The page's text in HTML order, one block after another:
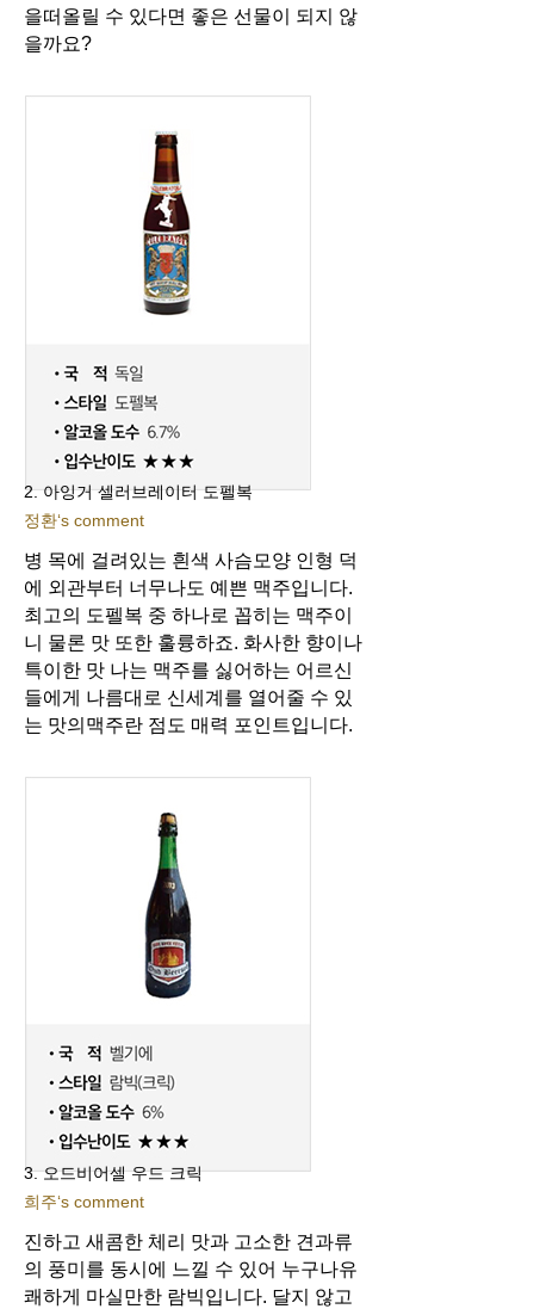
을떠올릴 수 있다면 좋은 선물이 되지 않
을까요?
2. 아잉거 셀러브레이터 도펠복
정환‘s comment
병 목에 걸려있는 흰색 사슴모양 인형 덕
에 외관부터 너무나도 예쁜 맥주입니다.
최고의 도펠복 중 하나로 꼽히는 맥주이
니 물론 맛 또한 훌륭하죠. 화사한 향이나
특이한 맛 나는 맥주를 싫어하는 어르신
들에게 나름대로 신세계를 열어줄 수 있
는 맛의 맥주란 점도 매력 포인트입니다.
3. 오드비어셀 우드 크릭
희주‘s comment
진하고 새콤한 체리 맛과 고소한 견과류
의 풍미를 동시에 느낄 수 있어 누구나유
쾌하게 마실만한 람빅입니다. 달지 않고